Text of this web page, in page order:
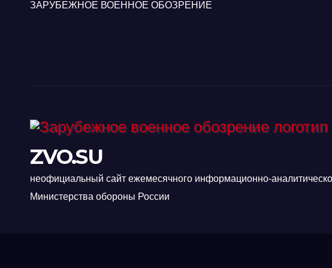
ЗАРУБЕЖНОЕ ВОЕННОЕ ОБОЗРЕНИЕ
ZVO.SU
неофициальный сайт ежемесячного информационно-
Министерства обороны России